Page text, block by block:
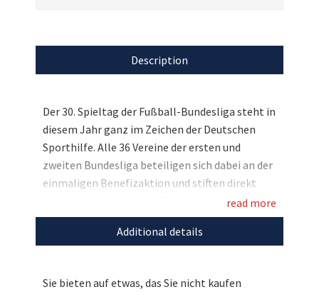
Description
Der 30. Spieltag der Fußball-Bundesliga steht in
diesem Jahr ganz im Zeichen der Deutschen
Sporthilfe. Alle 36 Vereine der ersten und
zweiten Bundesliga beteiligen sich dabei an der
einmaligen Benefizaktion und stiften direkt
nach Abpfiff getragene Trikots aus den
jeweiligen Partien. Bieten Sie mit und sichern
Sie sich hier das von Bernd Nehrig getragene FC
read more
Additional details
Sie bieten auf etwas, das Sie nicht kaufen